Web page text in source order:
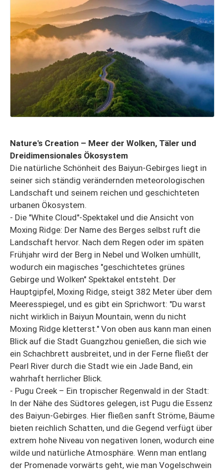
Nature's Creation – Meer der Wolken, Täler und
Dreidimensionales Ökosystem
Die natürliche Schönheit des Baiyun-Gebirges liegt in
seiner sich ständig verändernden meteorologischen
Landschaft und seinem reichen und geschichteten
urbanen Ökosystem.
- Die "White Cloud"-Spektakel und die Ansicht von
Moxing Ridge: Der Name des Berges selbst ruft die
Landschaft hervor. Nach dem Regen oder im späten
Frühjahr wird der Berg in Nebel und Wolken umhüllt,
wodurch ein magisches "geschichtetes grünes
Gebirge und Wolken" Spektakel entsteht. Der
Hauptgipfel, Moxing Ridge, steigt 382 Meter über dem
Meeresspiegel, und es gibt ein Sprichwort: "Du warst
nicht wirklich in Baiyun Mountain, wenn du nicht
Moxing Ridge kletterst." Von oben aus kann man einen
Blick auf die Stadt Guangzhou genießen, die sich wie
ein Schachbrett ausbreitet, und in der Ferne fließt der
Pearl River durch die Stadt wie ein Jade Band, ein
wahrhaft herrlicher Blick.
- Pugu Creek – Ein tropischer Regenwald in der Stadt:
In der Nähe des Südtores gelegen, ist Pugu die Essenz
des Baiyun-Gebirges. Hier fließen sanft Ströme, Bäume
bieten reichlich Schatten, und die Gegend verfügt über
extrem hohe Niveau von negativen Ionen, wodurch eine
wilde und natürliche Atmosphäre. Wenn man entlang
der Promenade vorwärts geht, wie man Vogelschwein